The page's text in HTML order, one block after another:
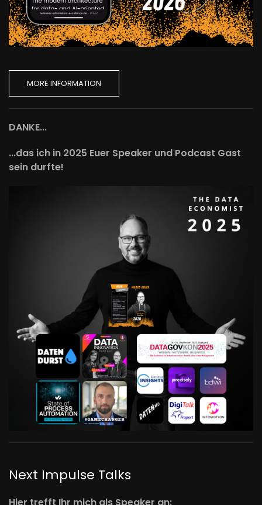
MORE INFORMATION
DANKE...
...das ich in 2025 Euer Speaker und Podcast Gast
sein durfte!
Next Impulse Talks